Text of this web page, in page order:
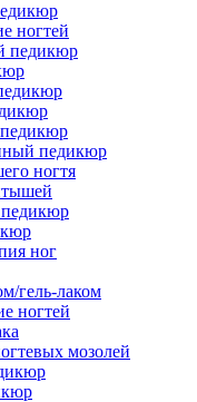
ногтей
педикюр
педикюр
ногтя
ног
гель-лаком
ногтей
мозолей